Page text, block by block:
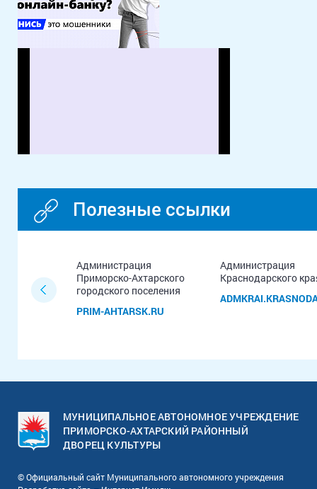
Полезные ссылки
Администрация
Приморско-Ахтарского
городского поселения
PRIM-AHTARSK.RU
Администрация
Краснодарского
МУНИЦИПАЛЬНОЕ АВТОНОМНОЕ УЧРЕЖДЕНИЕ
ПРИМОРСКО-АХТАРСКИЙ РАЙОННЫЙ
ДВОРЕЦ КУЛЬТУРЫ
© Официальный сайт Муниципального автономного учреждения